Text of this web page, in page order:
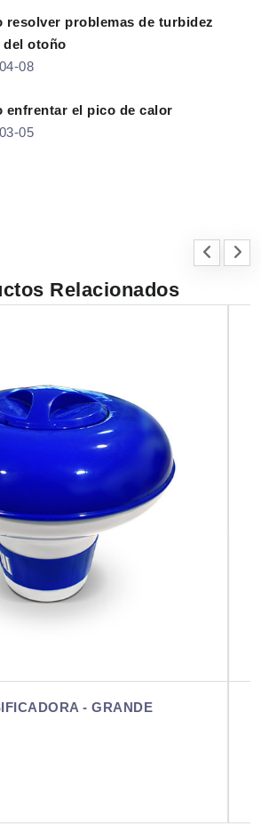
resolver problemas de turbidez
del otoño
08
enfrentar el pico de calor
05
Relacionados
BOYA DOSIFICADORA - MINI